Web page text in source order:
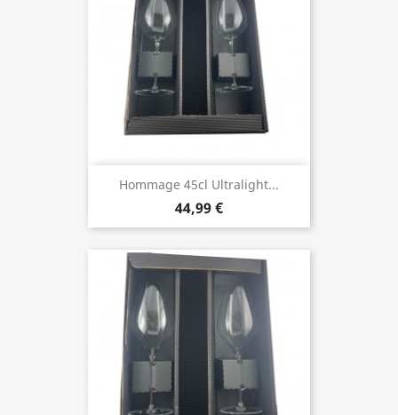
Hommage 45cl Ultralight...
44,99 €